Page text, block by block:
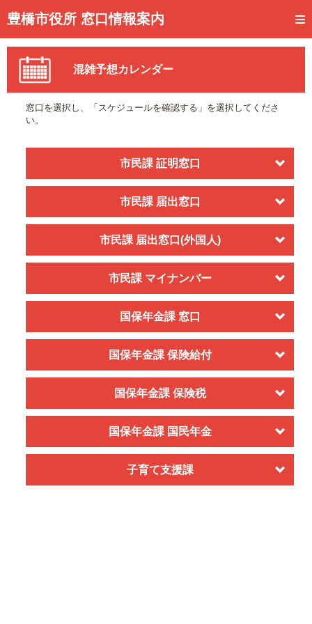
豊橋市役所 窓口情報案内
トップページ
事前予約
予約状況確認
メール通知登録
混雑予想カレンダー
混雑予想カレンダー
窓口を選択し、「スケジュールを確認する」を選択してくださ
い。
市民課 証明窓口
市民課 届出窓口
市民課 届出窓口(外国人)
市民課 マイナンバー
国保年金課 窓口
国保年金課 保険給付
国保年金課 保険税
国保年金課 国民年金
子育て支援課